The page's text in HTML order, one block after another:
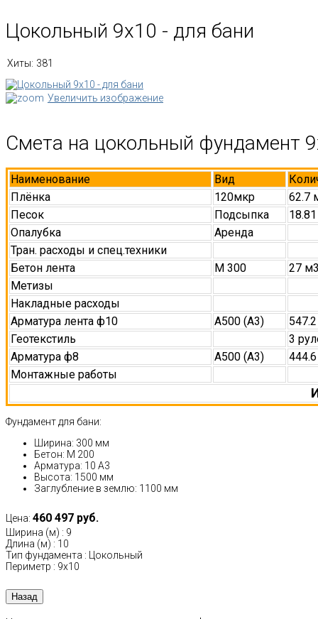
Цокольный 9х10 - для бани
Хиты: 381
Увеличить изображение
Смета на цокольный фундамент
Наименование Вид
Плёнка
120мкр
62.7
Песок
Подсыпка
Опалубка
Аренда
Тран. расходы и спец.техники
Бетон лента
М 300
27
Метизы
Накладные расходы
Арматура лента ф10
А500 (А3)
Геотекстиль
3
Арматура ф8
А500 (А3)
Монтажные работы
Фундамент для бани:
Ширина: 300 мм
Бетон: М 200
Арматура: 10 А3
Высота: 1500 мм
Заглубление в землю: 1100 мм
Цена: 460 497 руб.
Ширина (м) : 9
Длина (м) : 10
Тип фундамента : Цокольный
Периметр : 9х10